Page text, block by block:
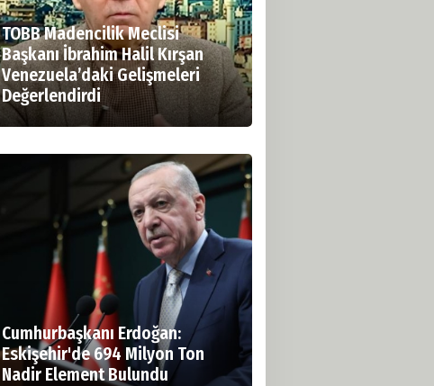
TOBB Madencilik Meclisi
Başkanı İbrahim Halil Kırşan
Venezuela’daki Gelişmeleri
Değerlendirdi
Cumhurbaşkanı Erdoğan:
Eskişehir'de 694 Milyon Ton
Nadir Element Bulundu